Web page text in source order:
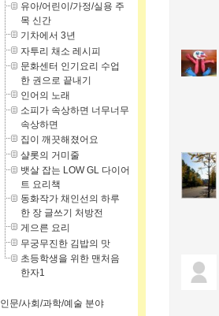
유아/어린이/가정/실용 주
목 신간
기차에서 3년
자투리 채소 레시피
문화센터 인기요리 수업
한 권으로 끝내기
인어의 노래
소피가 속상하면 너무너무
속상하면
집이 깨끗해졌어요
샬롯의 거미줄
뱃살 잡는 LOW GL 다이어
트 요리책
동화작가 채인선의 하루
한 장 글쓰기 처방전
게으른 요리
무궁무진한 김밥의 맛
초등학생을 위한 맨처음
한자1
인문/사회/과학/예술 분야